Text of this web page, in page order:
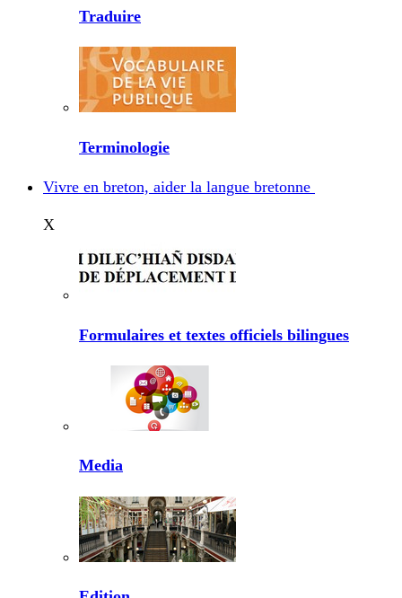
Traduire
Terminologie
Vivre en breton, aider la langue bretonne
X
Formulaires et textes officiels bilingues
Media